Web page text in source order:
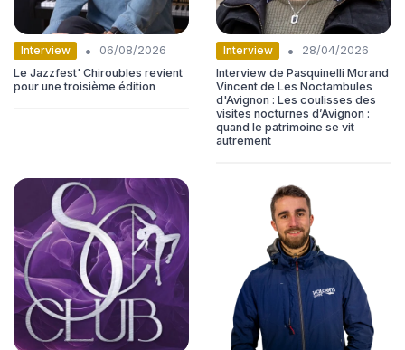
Interview •
06/08/2026
Le Jazzfest' Chiroubles revient
pour une troisième édition
Interview •
28/04/2026
Interview de Pasquinelli Morand
Vincent de Les Noctambules
d'Avignon : Les coulisses des
visites nocturnes d’Avignon :
quand le patrimoine se vit
autrement